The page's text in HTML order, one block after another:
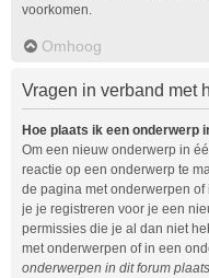
voorkomen.
Omhoog
Vragen in verband met
Hoe plaats ik een onderwerp
Om een nieuw onderwerp in
reactie op een onderwerp te
de pagina met onderwerpen
je je registreren voor je een
permissies die je al dan niet
met onderwerpen of in een
onderwerpen in dit forum